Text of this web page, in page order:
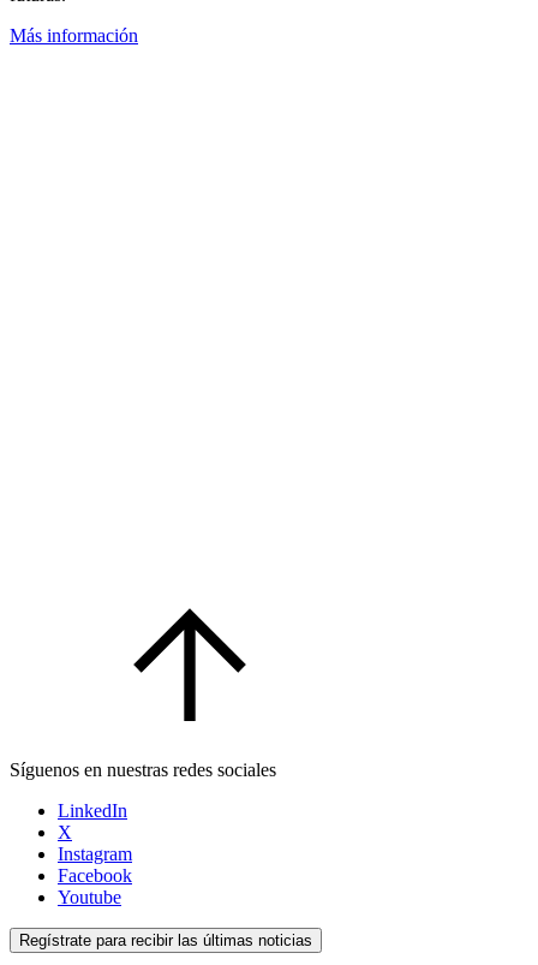
Más información
Síguenos en nuestras redes sociales
LinkedIn
X
Instagram
Facebook
Youtube
Regístrate para recibir las últimas noticias